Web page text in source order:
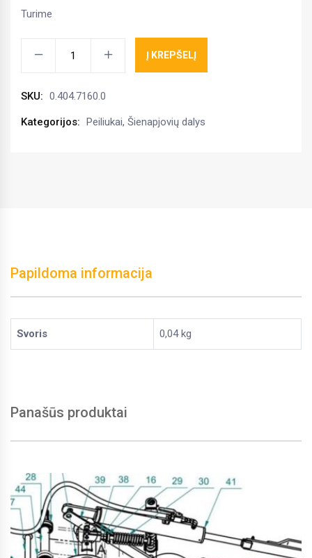
Turime
Eco
Cut
Į KREPŠELĮ
SKU: 0.404.7160.0
Kategorijos: Peiliukai, Šienapjovių dalys
Papildoma informacija
Svoris 0,04 kg
Panašūs produktai